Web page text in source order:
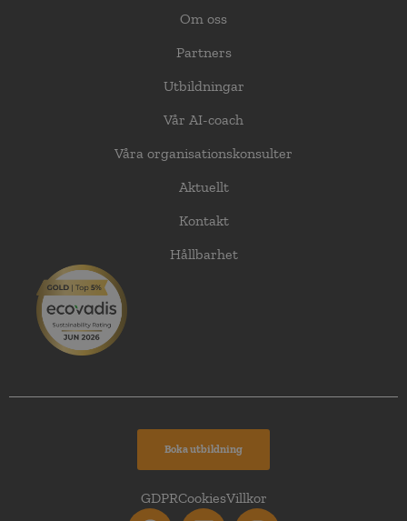
Om oss
Partners
Utbildningar
Vår AI-coach
Våra organisationskonsulter
Aktuellt
Kontakt
Hållbarhet
Boka utbildning
GDPRCookiesVillkor